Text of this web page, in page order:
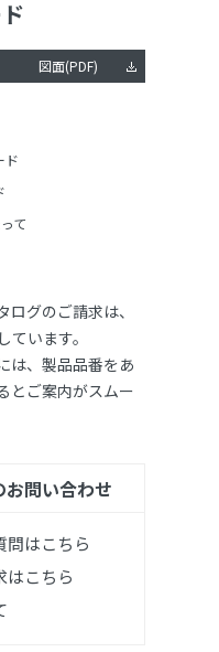
図面(PDF)
ド
て
グのご請求は、
います。
は、製品品番をあ
とご案内がスムー
問い合わせ
問はこちら
はこちら